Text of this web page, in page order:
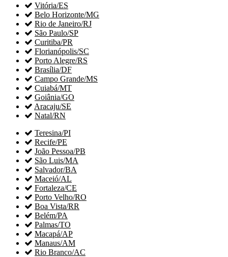
 Vitória/ES
 Belo Horizonte/MG
 Rio de Janeiro/RJ
 São Paulo/SP
 Curitiba/PR
 Florianópolis/SC
 Porto Alegre/RS
 Brasília/DF
 Campo Grande/MS
 Cuiabá/MT
 Goiânia/GO
 Aracaju/SE
 Natal/RN
 Teresina/PI
 Recife/PE
 João Pessoa/PB
 São Luis/MA
 Salvador/BA
 Maceió/AL
 Fortaleza/CE
 Porto Velho/RO
 Boa Vista/RR
 Belém/PA
 Palmas/TO
 Macapá/AP
 Manaus/AM
 Rio Branco/AC